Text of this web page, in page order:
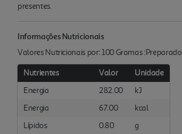
presentes.
Informações Nutricionais
Valores Nutricionais por: 100 Gramas :Preparado
Nutrientes Valor
Unidade
Energia
282.00
kJ
Energia
67.00
kcal
Lípidos
0.80
g